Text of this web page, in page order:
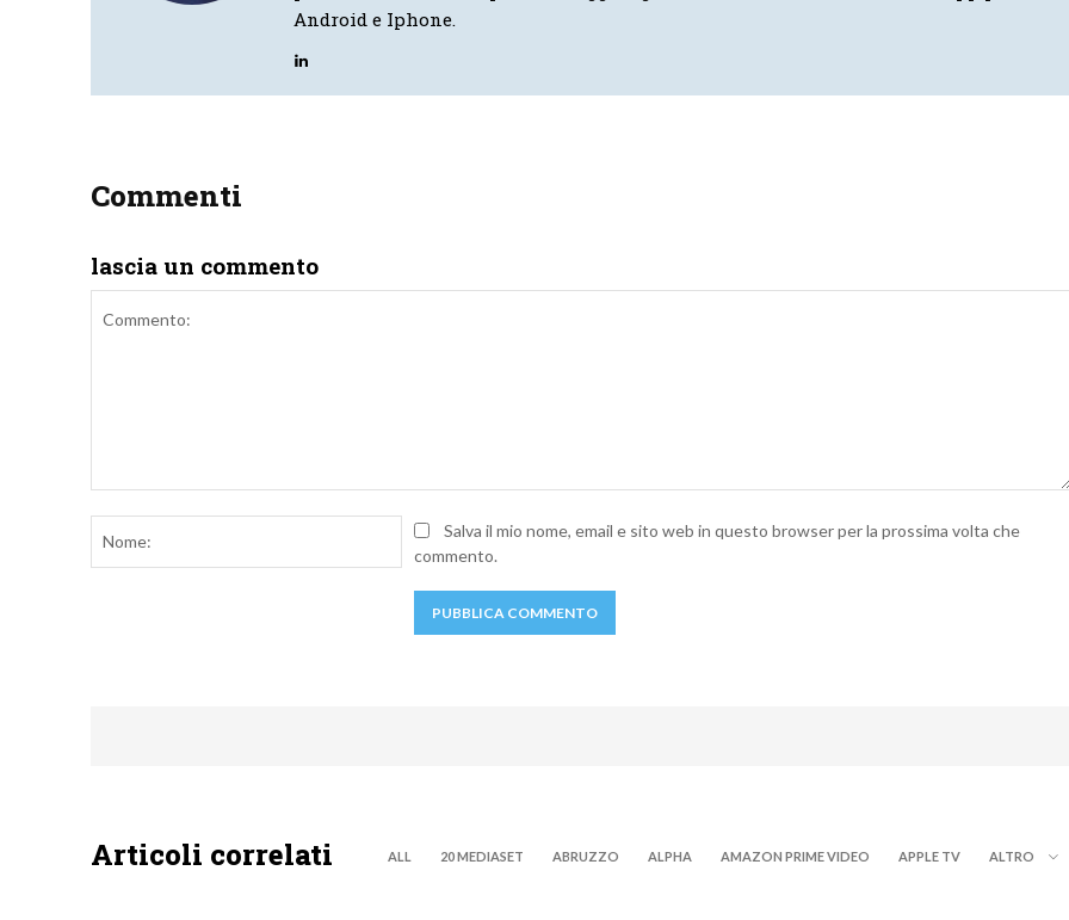
Android e Iphone.
Commenti
lascia un commento
Nome:Salva il mio nome, email e sito web in questo browser per la prossima volta che
commento.
Articoli correlati ALL 20 MEDIASET ABRUZZO ALPHA AMAZON PRIME VIDEO APPLE TV ALTRO